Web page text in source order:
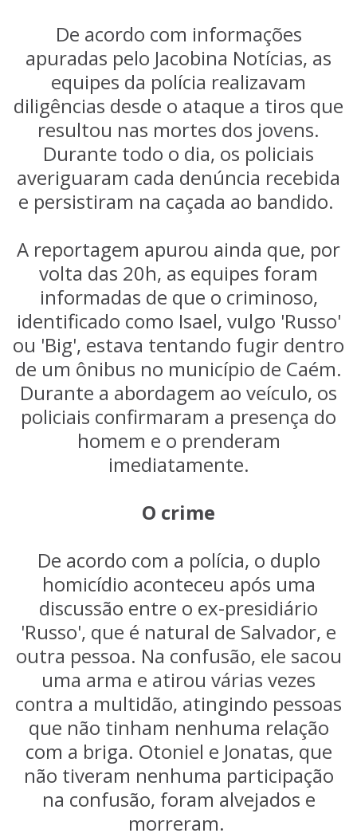
De acordo com informações
apuradas pelo Jacobina Notícias, as
equipes da polícia realizavam
diligências desde o ataque a tiros que
resultou nas mortes dos jovens.
Durante todo o dia, os policiais
averiguaram cada denúncia recebida
e persistiram na caçada ao bandido.
A reportagem apurou ainda que, por
volta das 20h, as equipes foram
informadas de que o criminoso,
identificado como Isael, vulgo 'Russo'
ou 'Big', estava tentando fugir dentro
de um ônibus no município de Caém.
Durante a abordagem ao veículo, os
policiais confirmaram a presença do
homem e o prenderam
imediatamente.
O crime
De acordo com a polícia, o duplo
homicídio aconteceu após uma
discussão entre o ex-presidiário
'Russo', que é natural de Salvador, e
outra pessoa. Na confusão, ele sacou
uma arma e atirou várias vezes
contra a multidão, atingindo pessoas
que não tinham nenhuma relação
com a briga. Otoniel e Jonatas, que
não tiveram nenhuma participação
na confusão, foram alvejados e
morreram.